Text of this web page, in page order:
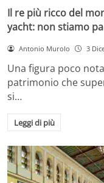
Il re più ricco del
yacht: non stiamo
Antonio Murolo 3
Una figura poco
patrimonio che
si…
Leggi di più